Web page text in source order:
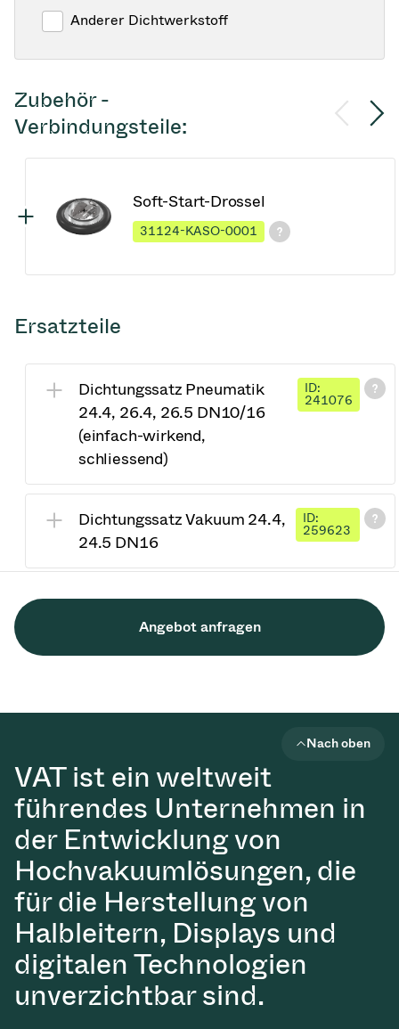
Anderer Dichtwerkstoff
Zubehör -
Verbindungsteile:
Soft-Start-Drossel
31124-KASO-0001
Ersatzteile
Dichtungssatz Pneumatik
24.4, 26.4, 26.5 DN10/16
(einfach-wirkend,
schliessend)
ID:
241076
Dichtungssatz Vakuum 24.4,
24.5 DN16
ID:
259623
Angebot anfragen
VAT ist ein weltweit
führendes Unternehmen in
der Entwicklung von
Hochvakuumlösungen, die
für die Herstellung von
Halbleitern, Displays und
digitalen Technologien
unverzichtbar sind.
Nach oben